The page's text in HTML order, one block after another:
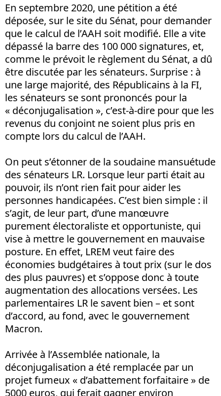
En septembre 2020, une pétition a été
déposée, sur le site du Sénat, pour demander
que le calcul de l’AAH soit modifié. Elle a vite
dépassé la barre des 100 000 signatures, et,
comme le prévoit le règlement du Sénat, a dû
être discutée par les sénateurs. Surprise : à
une large majorité, des Républicains à la FI,
les sénateurs se sont prononcés pour la
« déconjugalisation », c’est-à-dire pour que les
revenus du conjoint ne soient plus pris en
compte lors du calcul de l’AAH.
On peut s’étonner de la soudaine mansuétude
des sénateurs LR. Lorsque leur parti était au
pouvoir, ils n’ont rien fait pour aider les
personnes handicapées. C’est bien simple : il
s’agit, de leur part, d’une manœuvre
purement électoraliste et opportuniste, qui
vise à mettre le gouvernement en mauvaise
posture. En effet, LREM veut faire des
économies budgétaires à tout prix (sur le dos
des plus pauvres) et s’oppose donc à toute
augmentation des allocations versées. Les
parlementaires LR le savent bien – et sont
d’accord, au fond, avec le gouvernement
Macron.
Arrivée à l’Assemblée nationale, la
déconjugalisation a été remplacée par un
projet fumeux « d’abattement forfaitaire » de
5000 euros, qui ferait gagner environ